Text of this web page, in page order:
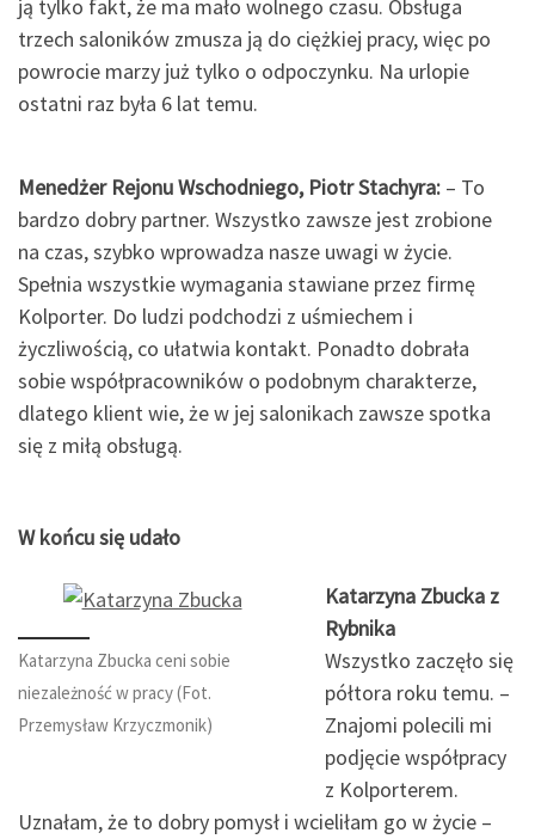
ją tylko fakt, że ma mało wolnego czasu. Obsługa
trzech saloników zmusza ją do ciężkiej pracy, więc po
powrocie marzy już tylko o odpoczynku. Na urlopie
ostatni raz była 6 lat temu.
Menedżer Rejonu Wschodniego, Piotr Stachyra: – To
bardzo dobry partner. Wszystko zawsze jest zrobione
na czas, szybko wprowadza nasze uwagi w życie.
Spełnia wszystkie wymagania stawiane przez firmę
Kolporter. Do ludzi podchodzi z uśmiechem i
życzliwością, co ułatwia kontakt. Ponadto dobrała
sobie współpracowników o podobnym charakterze,
dlatego klient wie, że w jej salonikach zawsze spotka
się z miłą obsługą.
W końcu się udało
Katarzyna Zbucka ceni sobie
niezależność w pracy (Fot.
Przemysław Krzyczmonik)
Katarzyna Zbucka z
Rybnika
Wszystko zaczęło się
półtora roku temu. –
Znajomi polecili mi
podjęcie współpracy
z Kolporterem.
Uznałam, że to dobry pomysł i wcieliłam go w życie –